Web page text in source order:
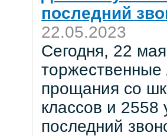
последний
22.05.2023
Сегодня, 22
прощания со
классов и 2558
последний